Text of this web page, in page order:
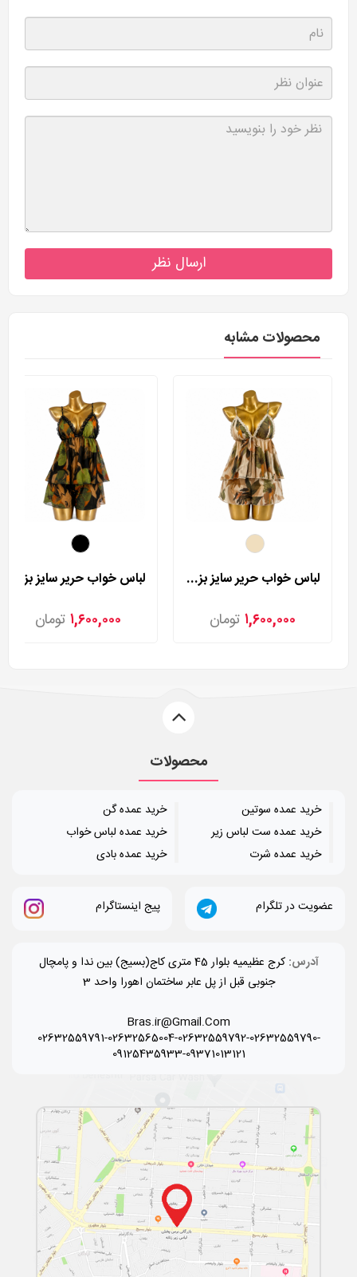
ارسال نظر
محصولات مشابه
لباس خواب حریر سایز بزرگ لورنزا مدل 27981
۱,۶۰۰,۰۰۰ تومان ۱,۶۰۰,۰۰۰ تومان
محصولات
خرید عمده سوتین
خرید عمده ست لباس زیر
خرید عمده شرت
خرید عمده گن
خرید عمده لباس خواب
خرید عمده بادی
عضویت در تلگرام پیج اینستاگرام
آدرس:
کرج عظیمیه بلوار 45 متری کاج(بسیج) بین ندا و پامچال
جنوبی قبل از پل عابر ساختمان اهورا واحد 3
Bras.ir@Gmail.Com
02632559791-02632565004-02632559792-02632559790-
09125435933-09371013121